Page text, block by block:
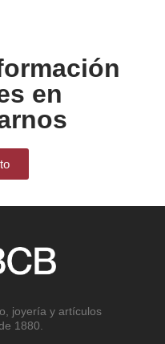
en
joyería y artículos
1880.